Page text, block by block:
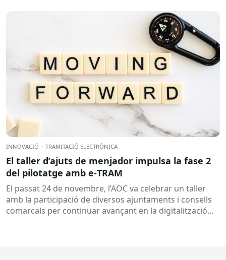
INNOVACIÓ · TRAMITACIÓ ELECTRÒNICA
El taller d’ajuts de menjador impulsa la fase 2
del pilotatge amb e‑TRAM
El passat 24 de novembre, l’AOC va celebrar un taller
amb la participació de diversos ajuntaments i consells
comarcals per continuar avançant en la digitalització